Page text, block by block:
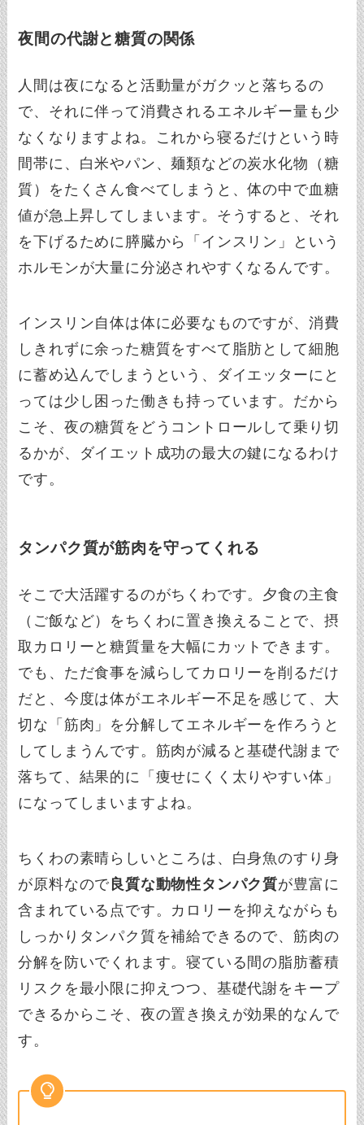
夜間の代謝と糖質の関係
人間は夜になると活動量がガクッと落ちるの
で、それに伴って消費されるエネルギー量も少
なくなりますよね。これから寝るだけという時
間帯に、白米やパン、麺類などの炭水化物（糖
質）をたくさん食べてしまうと、体の中で血糖
値が急上昇してしまいます。そうすると、それ
を下げるために膵臓から「インスリン」という
ホルモンが大量に分泌されやすくなるんです。
インスリン自体は体に必要なものですが、消費
しきれずに余った糖質をすべて脂肪として細胞
に蓄め込んでしまうという、ダイエッターにと
っては少し困った働きも持っています。だから
こそ、夜の糖質をどうコントロールして乗り切
るかが、ダイエット成功の最大の鍵になるわけ
です。
タンパク質が筋肉を守ってくれる
そこで大活躍するのがちくわです。夕食の主食
（ご飯など）をちくわに置き換えることで、摂
取カロリーと糖質量を大幅にカットできます。
でも、ただ食事を減らしてカロリーを削るだけ
だと、今度は体がエネルギー不足を感じて、大
切な「筋肉」を分解してエネルギーを作ろうと
してしまうんです。筋肉が減ると基礎代謝まで
落ちて、結果的に「痩せにくく太りやすい体」
になってしまいますよね。
ちくわの素晴らしいところは、白身魚のすり身
が原料なので 良質な動物性タンパク質が豊富に
含まれている点です。カロリーを抑えながらも
しっかりタンパク質を補給できるので、筋肉の
分解を防いでくれます。寝ている間の脂肪蓄積
リスクを最小限に抑えつつ、基礎代謝をキープ
できるからこそ、夜の置き換えが効果的なんで
す。